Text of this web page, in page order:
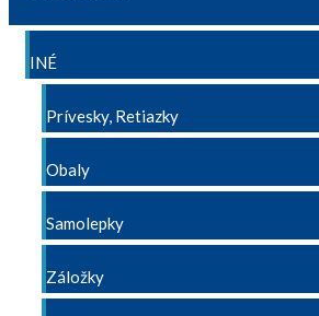
INÉ
Prívesky, Retiazky
Obaly
Samolepky
Záložky